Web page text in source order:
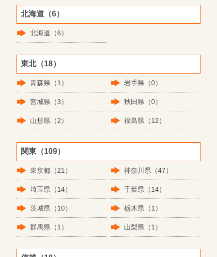
北海道（6）
北海道（6）
東北（18）
青森県（1） 岩手県（0）
宮城県（3） 秋田県（0）
山形県（2） 福島県（12）
関東（109）
東京都（21） 神奈川県（47）
埼玉県（14） 千葉県（14）
茨城県（10） 栃木県（1）
群馬県（1） 山梨県（1）